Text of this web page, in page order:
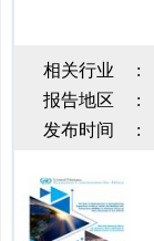
相关行业 :
报告地区
:
发布时间
: